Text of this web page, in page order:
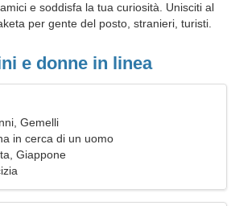
e soddisfa la tua curiosità. Unisciti al
per gente del posto, stranieri, turisti.
e donne in linea
Gemelli
in cerca di un uomo
Giappone